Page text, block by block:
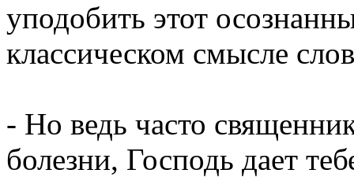
уподобить этот
классическом смысле
- Но ведь часто
болезни, Господь дает